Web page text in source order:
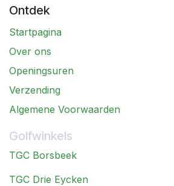
Ontdek
Startpagina
Over ons
Openingsuren
Verzending
Algemene Voorwaarden
Golfwinkels
TGC Borsbeek
TGC Drie Eycken